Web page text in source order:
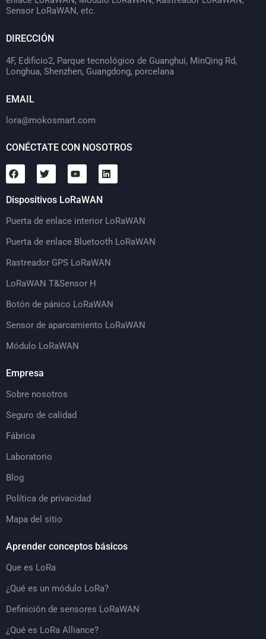
Sensor LoRaWAN, etc.
DIRECCIÓN
4F, Edificio2, Parque tecnológico de Guanghui, MinQing Rd,
Longhua, Shenzhen, Guangdong, porcelana
EMAIL
lora@mokosmart.com
CONÉCTATE CON NOSOTROS
Dispositivos LoRaWAN
Puerta de enlace interior LoRaWAN
Puerta de enlace Bluetooth LoRaWAN
Rastreador GPS LoRaWAN
LoRaWAN T&Sensor H
Botón de pánico LoRaWAN
Sensor de aparcamiento LoRaWAN
Módulo LoRaWAN
Empresa
Sobre nosotros
Seguro de calidad
Fábrica
Laboratorio
Blog
Política de privacidad
Mapa del sitio
Aprender conceptos básicos
Que es LoRa
¿Qué es un módulo LoRa?
Definición de sensores LoRaWAN
¿Qué es LoRa Alliance?